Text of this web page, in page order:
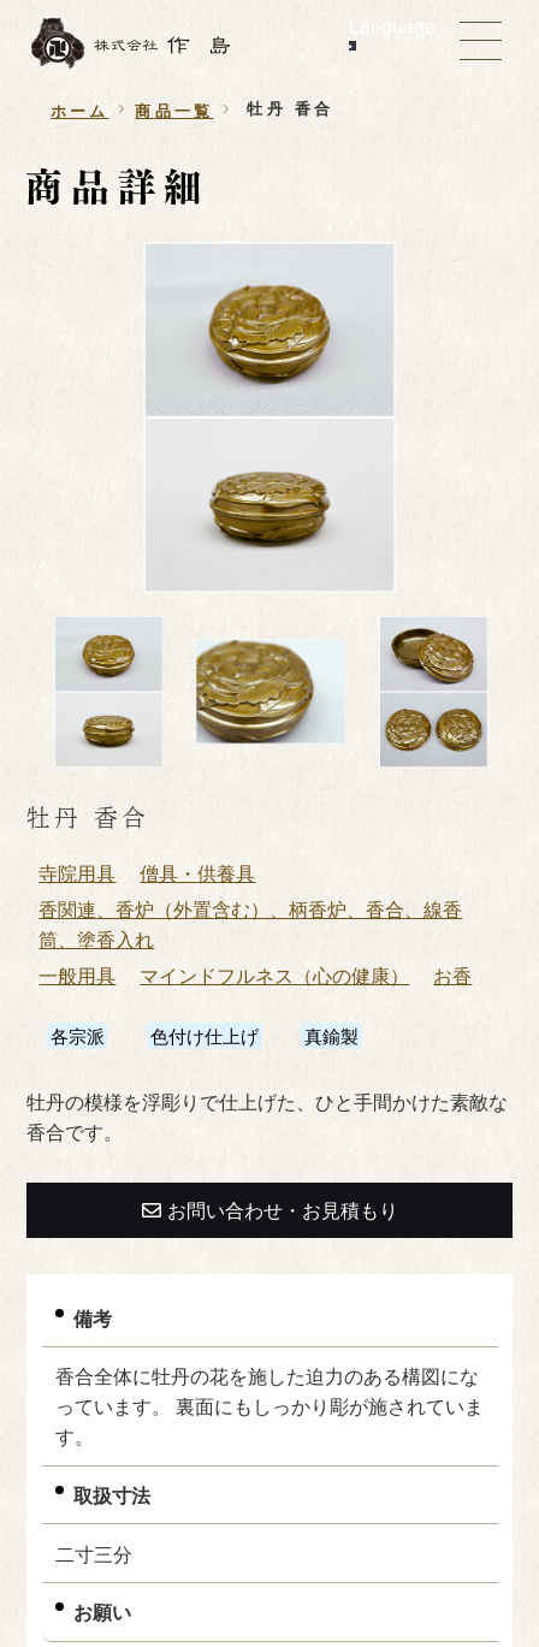
Language
ホーム 商品一覧 牡丹 香合
牡丹 香合
寺院用具
僧具・供養具
香関連、香炉（外置含む）、柄香炉、香合、線香
筒、塗香入れ
一般用具
マインドフルネス（心の健康） お香
各宗派 色付け仕上げ 真鍮製
牡丹の模様を浮彫りで仕上げた、ひと手間かけた素敵な
香合です。
お問い合わせ・お見積もり
備考
香合全体に牡丹の花を施した迫力のある構図にな
っています。 裏面にもしっかり彫が施されていま
す。
取扱寸法
二寸三分
お願い